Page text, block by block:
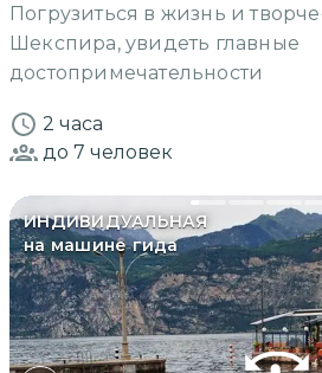
Погрузиться в жизнь и
Шекспира, увидеть главные
достопримечательности
2 часа
до 7 человек
ИНДИВИДУАЛЬНАЯ
на машине гида